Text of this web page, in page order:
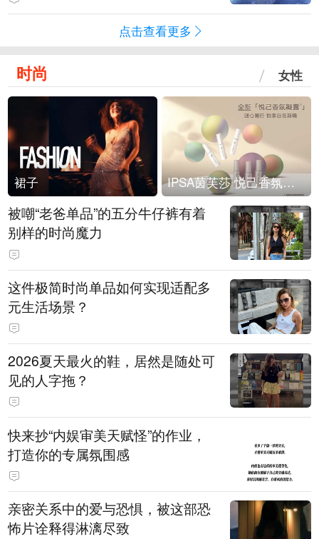
点击查看更多
时尚 女性
裙子 IPSA茵芙莎 悦己香氛凝露上市
被嘲“老爸单品”的五分牛仔裤有着
别样的时尚魔力
这件极简时尚单品如何实现适配多
元生活场景？
2026夏天最火的鞋，居然是随处可
见的人字拖？
快来抄“内娱审美天赋怪”的作业，
打造你的专属氛围感
亲密关系中的爱与恐惧，被这部恐
怖片诠释得淋漓尽致